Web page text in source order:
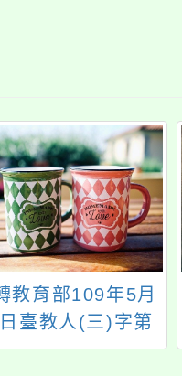
教育部109年5月
臺教人(三)字第
號函有關